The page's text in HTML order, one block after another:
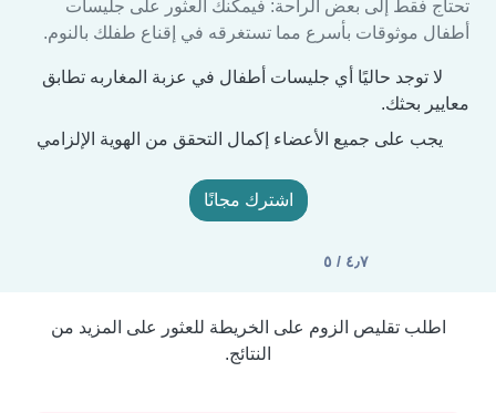
تحتاج فقط إلى بعض الراحة: فيمكنك العثور على جليسات
أطفال موثوقات بأسرع مما تستغرقه في إقناع طفلك بالنوم.
لا توجد حاليًا أي جليسات أطفال في عزبة المغاربه تطابق
معايير بحثك.
يجب على جميع الأعضاء إكمال التحقق من الهوية الإلزامي
اشترك مجانًا
٤٫٧ / ٥
اطلب تقليص الزوم على الخريطة للعثور على المزيد من
النتائج.